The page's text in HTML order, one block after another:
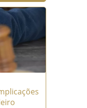
Leia